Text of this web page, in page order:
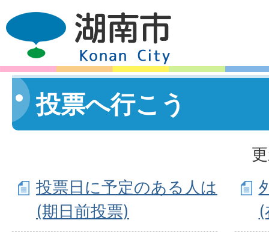
投票へ行こう
投票日に予定のある人は
(期日前投票)